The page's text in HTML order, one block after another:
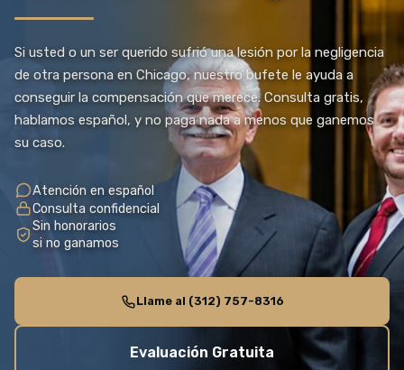
Si usted o un ser querido sufrió una lesión por la negligencia
de otra persona en Chicago, nuestro bufete le ayuda a
conseguir la compensación que merece. Consulta gratis,
hablamos español, y no paga nada a menos que ganemos
su caso.
Atención en español
Consulta confidencial
Sin honorarios
si no ganamos
Llame al (312) 757-8316
Evaluación Gratuita